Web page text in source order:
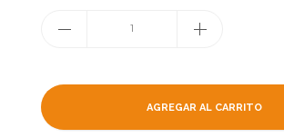
1
AGREGAR AL CARRITO